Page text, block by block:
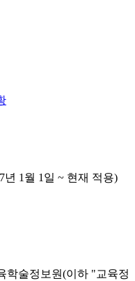
1월 1일 ~ 현재 적용)
학술정보원(이하 "교육정